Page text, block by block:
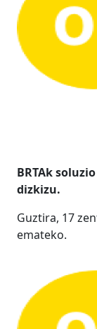
BRTAk
dizkizu.
Guztira, 17
emateko.